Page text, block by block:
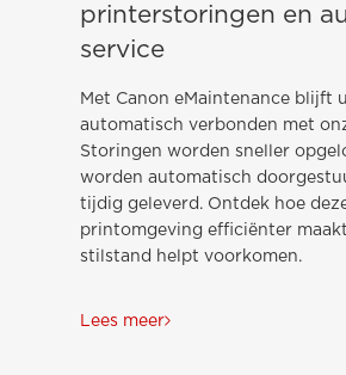
printerstoringen en
service
Met Canon eMaintenance blijft
automatisch verbonden met
Storingen worden sneller
worden automatisch
tijdig geleverd. Ontdek hoe
printomgeving efficiënter
stilstand helpt voorkomen.
Lees meer